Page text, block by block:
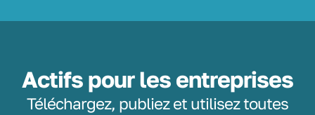
Actifs pour les entreprises
Téléchargez, publiez et utilisez toutes